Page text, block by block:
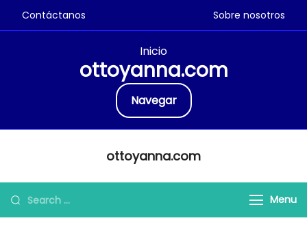
Contáctanos Sobre nosotros
Inicio
ottoyanna.com
Navegar
ottoyanna.com
Search
for:
Menu